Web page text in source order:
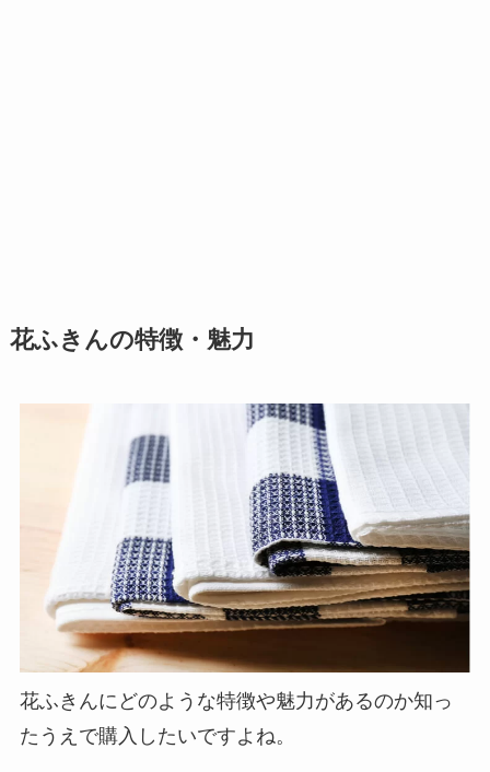
花ふきんの特徴・魅力
花ふきんにどのような特徴や魅力があるのか知っ
たうえで購入したいですよね。